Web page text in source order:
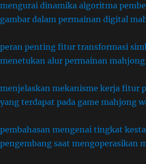
mengurai dinamika algoritma
gambar dalam permainan digital
peran penting fitur transformasi
menetukan alur permainan mahjong
menjelaskan mekanisme kerja fitur
yang terdapat pada game mahjong
pembahasan mengenai tingkat
pengembang saat mengoperasikan